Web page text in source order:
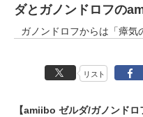
ダとガノンドロフの
ガノンドロフからは「瘴気
リスト
【amiibo ゼルダ/ガノンド